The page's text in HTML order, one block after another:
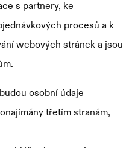
s partnery, ke
procesů a k
webových stránek a jsou
osobní údaje
třetím stranám,